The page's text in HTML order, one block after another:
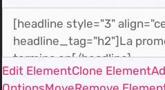
Edit ElementClone Element